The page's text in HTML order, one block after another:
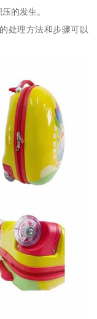
的发生。
处理方法和步骤可以